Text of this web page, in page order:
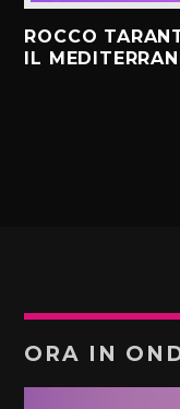
ROCCO
IL
ORA IN